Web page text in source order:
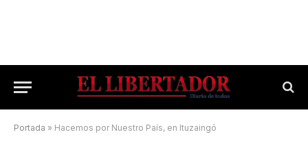
Portada » Hacemos por Nuestro País, en Ituzaingó